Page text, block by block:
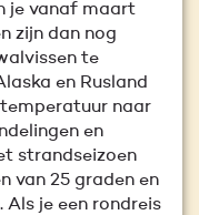
je vanaf maart
zijn dan nog
te
en Rusland
naar
en
strandseizoen
van 25 graden en
je een rondreis